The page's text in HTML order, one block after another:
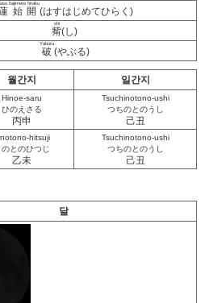
始開
hajimete hiraku
(はすはじめてひらく)
觜
shi
(し)
破
Yaburu
(やぶる)
월간지 일간지
Hinoe-saru
ひのえさる
丙申
Tsuchinotono-ushi
つちのとのうし
己丑
hitsuji
のとのひつじ
乙未
Tsuchinotono-ushi
つちのとのうし
己丑
달